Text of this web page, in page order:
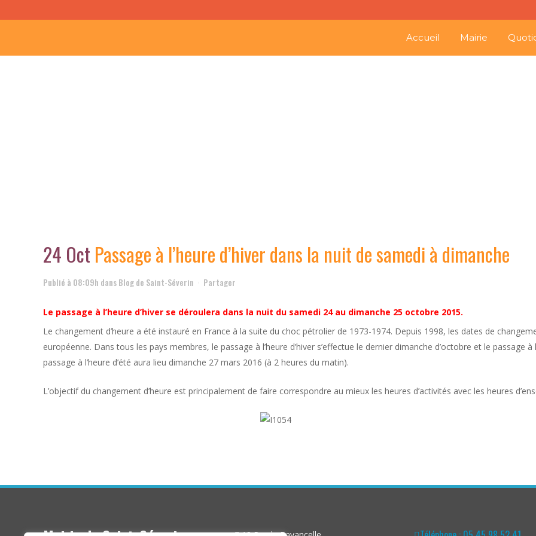
Accueil Mairie
24 Oct Passage à l’heure d’hiver dans la nuit de samedi à dimanche
Publié à 08:09h dansBlog de Saint-Séverin Partager
Le passage à l’heure d’hiver se déroulera dans la nuit du samedi 24 au dimanche 25 octobre 2015.
Le changement d’heure a été instauré en France à la suite du choc pétrolier de 1973-1974. Depuis 1998, les dates de
européenne. Dans tous les pays membres, le passage à l’heure d’hiver s’effectue le dernier dimanche d’octobre et le passage
passage à l’heure d’été aura lieu dimanche 27 mars 2016 (à 2 heures du matin).
L’objectif du changement d’heure est principalement de faire correspondre au mieux les heures d’activités avec les heures